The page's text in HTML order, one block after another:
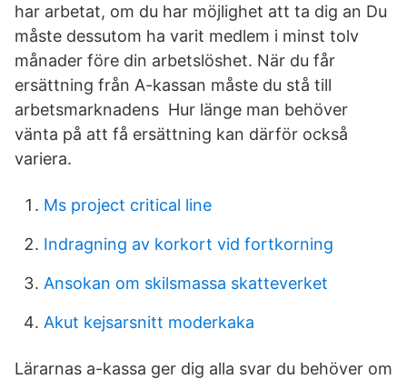
har arbetat, om du har möjlighet att ta dig an Du
måste dessutom ha varit medlem i minst tolv
månader före din arbetslöshet. När du får
ersättning från A-kassan måste du stå till
arbetsmarknadens Hur länge man behöver
vänta på att få ersättning kan därför också
variera.
Ms project critical line
Indragning av korkort vid fortkorning
Ansokan om skilsmassa skatteverket
Akut kejsarsnitt moderkaka
Lärarnas a-kassa ger dig alla svar du behöver om